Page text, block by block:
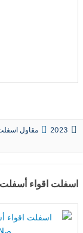
2023 مقاول
اسفلت اقواء